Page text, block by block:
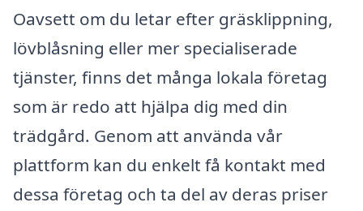
Oavsett om du letar efter gräsklippning,
lövblåsning eller mer specialiserade
tjänster, finns det många lokala företag
som är redo att hjälpa dig med din
trädgård. Genom att använda vår
plattform kan du enkelt få kontakt med
dessa företag och ta del av deras priser